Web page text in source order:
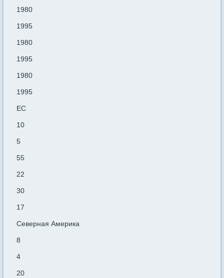
1980
1995
1980
1995
1980
1995
ЕС
10
5
55
22
30
17
Северная Америка
8
4
20